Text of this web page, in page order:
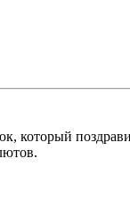
который